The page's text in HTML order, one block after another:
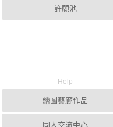
許願池
Help
繪圖藝廊作品
同人交流中心